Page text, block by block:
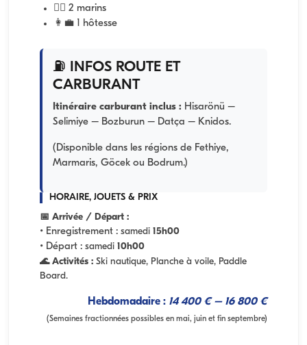
🧑‍✈️ 2 marins
👩‍💼 1 hôtesse
⛽ INFOS ROUTE ET
CARBURANT
Itinéraire carburant inclus : Hisarönü –
Selimiye – Bozburun – Datça – Knidos.
(Disponible dans les régions de Fethiye,
Marmaris, Göcek ou Bodrum.)
HORAIRE, JOUETS & PRIX
📅 Arrivée / Départ :
• Enregistrement : samedi 15h00
• Départ : samedi 10h00
🌊 Activités : Ski nautique, Planche à voile, Paddle
Board.
Hebdomadaire : 14 400 € – 16 800 €
(Semaines fractionnées possibles en mai, juin et fin septembre)